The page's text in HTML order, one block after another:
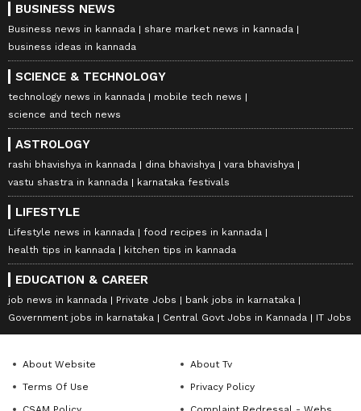
BUSINESS NEWS
Business news in kannada
share market news in kannada
business ideas in kannada
SCIENCE & TECHNOLOGY
technology news in kannada
mobile tech news
science and tech news
ASTROLOGY
rashi bhavishya in kannada dina bhavishya
vara bhavishya
vastu shastra in kannada
karnataka festivals
LIFESTYLE
Lifestyle news in kannada
food recipes in kannada
health tips in kannada
kitchen tips in kannada
EDUCATION & CAREER
job news in kannada Private Jobs
bank jobs in karnataka
Government jobs in karnataka
Central Govt Jobs in Kannada IT Jobs
About Website
About Tv
Terms Of Use
Privacy Policy